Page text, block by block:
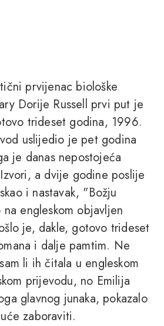
prvijenac biološke
Dorije Russell prvi put je
trideset godina, 1996.
uslijedio je pet godina
je danas nepostojeća
a dvije godine poslije
i nastavak, "Božju
engleskom objavljen
je, dakle, gotovo trideset
i dalje pamtim. Ne
li ih čitala u engleskom
prijevodu, no Emilija
glavnog junaka, pokazalo
zaboraviti.